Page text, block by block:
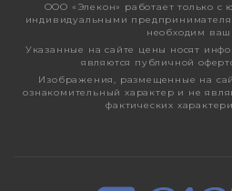
ООО «Элекон» работает только
индивидуальными
необходим
Указанные на сайте цены носят
являются публичной
Изображения, размещенные на
ознакомительный характер и не
фактических